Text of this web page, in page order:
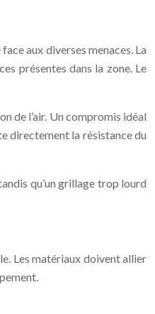
aux diverses menaces. La
présentes dans la zone. Le
de l’air. Un compromis idéal
directement la résistance du
qu’un grillage trop lourd
Les matériaux doivent allier